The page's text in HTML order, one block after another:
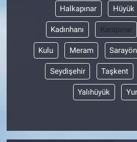
Halkapınar Hüyük
Kadınhanı Karapınar
Kulu Meram
Seydişehir Taşkent
Yalıhüyük